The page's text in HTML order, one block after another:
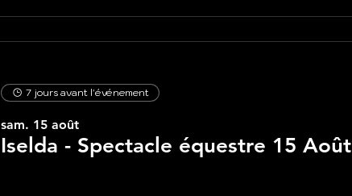
7 jours avant l'événement
sam. 15 août
Iselda - Spectacle équestre 15 Août